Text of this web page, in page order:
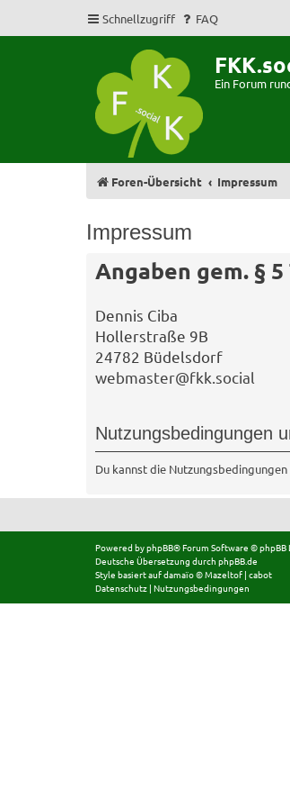
Schnellzugriff FAQ
Ein Forum
Foren-Übersicht Impressum
Impressum
Angaben gem. § 5
Dennis Ciba
Hollerstraße 9B
24782 Büdelsdorf
webmaster@fkk.social
Nutzungsbedingungen
Du kannst die
Powered byphpBB® Forum Software © phpBB
Deutsche Übersetzung durch phpBB.de
Style basiert aufdamaïo ©Mazeltof | cabot
Datenschutz | Nutzungsbedingungen